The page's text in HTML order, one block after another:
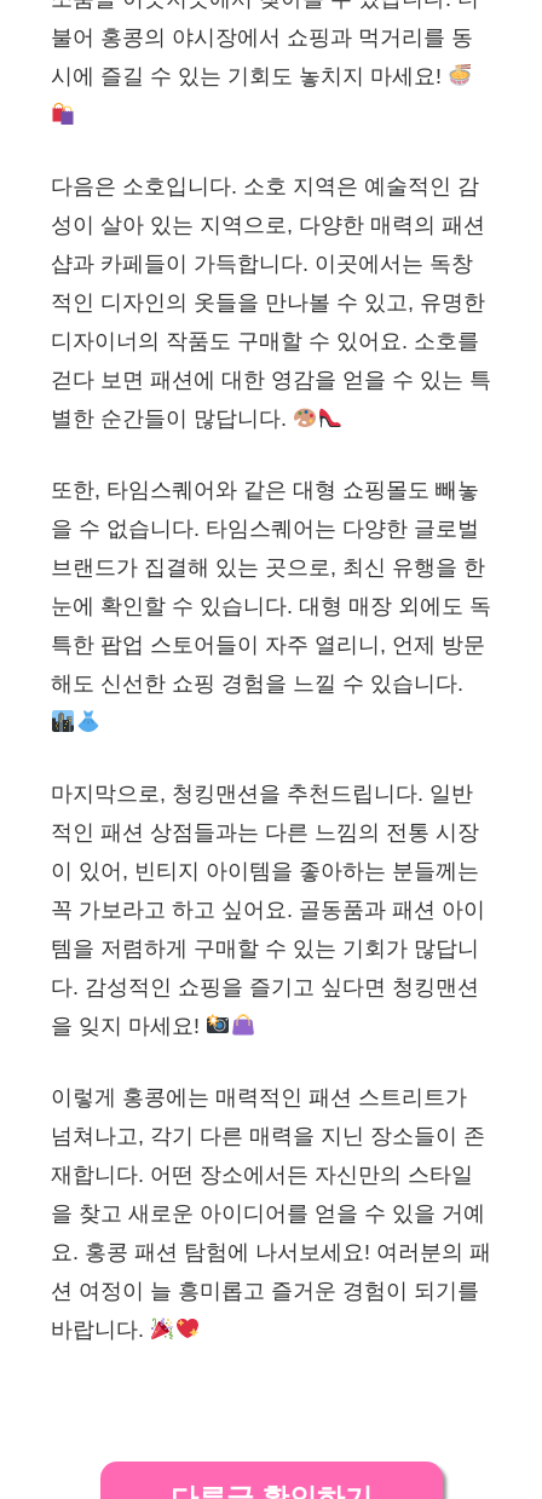
불어 홍콩의 야시장에서 쇼핑과 먹거리를 동
시에 즐길 수 있는 기회도 놓치지 마세요!
다음은 소호입니다. 소호 지역은 예술적인 감
성이 살아 있는 지역으로, 다양한 매력의 패션
샵과 카페들이 가득합니다. 이곳에서는 독창
적인 디자인의 옷들을 만나볼 수 있고, 유명한
디자이너의 작품도 구매할 수 있어요. 소호를
걷다 보면 패션에 대한 영감을 얻을 수 있는 특
별한 순간들이 많답니다.
또한, 타임스퀘어와 같은 대형 쇼핑몰도 빼놓
을 수 없습니다. 타임스퀘어는 다양한 글로벌
브랜드가 집결해 있는 곳으로, 최신 유행을 한
눈에 확인할 수 있습니다. 대형 매장 외에도 독
특한 팝업 스토어들이 자주 열리니, 언제 방문
해도 신선한 쇼핑 경험을 느낄 수 있습니다.
마지막으로, 청킹맨션을 추천드립니다. 일반
적인 패션 상점들과는 다른 느낌의 전통 시장
이 있어, 빈티지 아이템을 좋아하는 분들께는
꼭 가보라고 하고 싶어요. 골동품과 패션 아이
템을 저렴하게 구매할 수 있는 기회가 많답니
다. 감성적인 쇼핑을 즐기고 싶다면 청킹맨션
을 잊지 마세요!
이렇게 홍콩에는 매력적인 패션 스트리트가
넘쳐나고, 각기 다른 매력을 지닌 장소들이 존
재합니다. 어떤 장소에서든 자신만의 스타일
을 찾고 새로운 아이디어를 얻을 수 있을 거예
요. 홍콩 패션 탐험에 나서보세요! 여러분의 패
션 여정이 늘 흥미롭고 즐거운 경험이 되기를
바랍니다.